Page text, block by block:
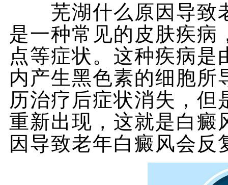
芜湖什么原因导致
是一种常见的皮肤疾病
点等症状。这种疾病
内产生黑色素的细胞所
历治疗后症状消失，
重新出现，这就是白癜
因导致老年白癜风会反